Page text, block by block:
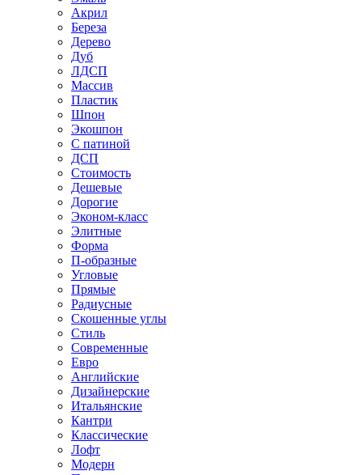
Акрил
Береза
Дерево
Дуб
ЛДСП
Массив
Пластик
Шпон
Экошпон
С патиной
ДСП
Стоимость
Дешевые
Дорогие
Эконом-класс
Элитные
Форма
П-образные
Угловые
Прямые
Радиусные
Скошенные углы
Стиль
Современные
Евро
Английские
Дизайнерские
Итальянские
Кантри
Классические
Лофт
Модерн